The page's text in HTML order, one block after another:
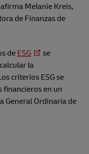
afirma Melanie Kreis,
de Finanzas de
de ESG
se
la
criterios ESG se
financieros en un
General Ordinaria de